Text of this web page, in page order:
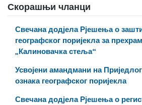
Скорашњи чланци
Свечана додјела Рјешења о
географског поријекла за
„Калиновачка стеља“
Усвојени амандмани на
ознака географског поријекла
Свечана додјела Рјешења о